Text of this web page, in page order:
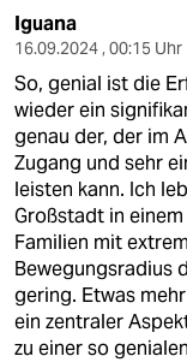
Iguana
16.09.2024 , 00:15 Uhr
So, genial ist die
wieder ein
genau der, der im
Zugang und sehr
leisten kann. Ich
Großstadt in
Familien mit
Bewegungsradius
gering. Etwas
ein zentraler
zu einer so